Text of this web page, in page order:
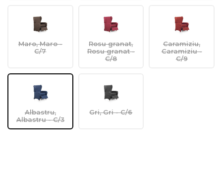
Maro, Maro -
C/7
Rosu granat,
Rosu granat -
C/8
Caramiziu,
Caramiziu -
C/9
Albastru,
Albastru - C/3
Gri, Gri - C/6